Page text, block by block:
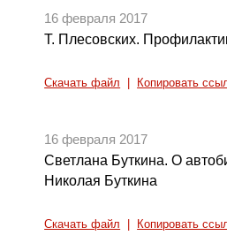
16 февраля 2017
Т. Плесовских.
Скачать файл Копировать
16 февраля 2017
Светлана Буткина. О
Николая Буткина
Скачать файл Копировать